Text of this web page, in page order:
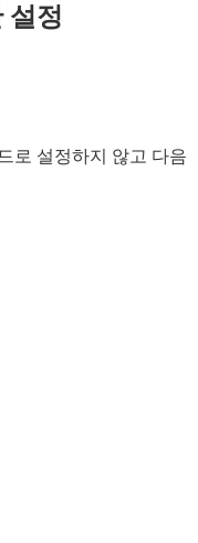
설정
로 설정하지 않고 다음